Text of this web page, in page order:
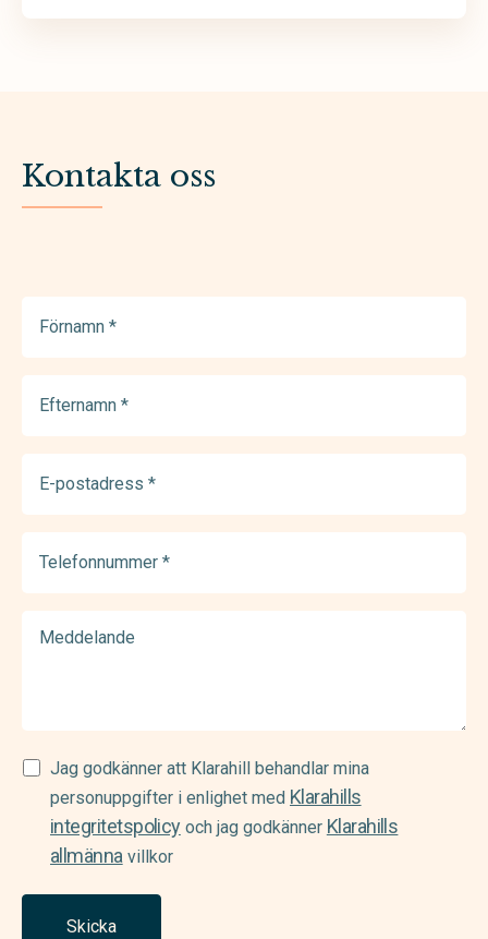
Kontakta oss
(Required)
(Required)
postadress
(Required)
Samtycke
(Required)
Jag godkänner att Klarahill behandlar mina
personuppgifter i enlighet med Klarahills
integritetspolicyoch jag godkänner Klarahills
allmänna villkor
Skicka